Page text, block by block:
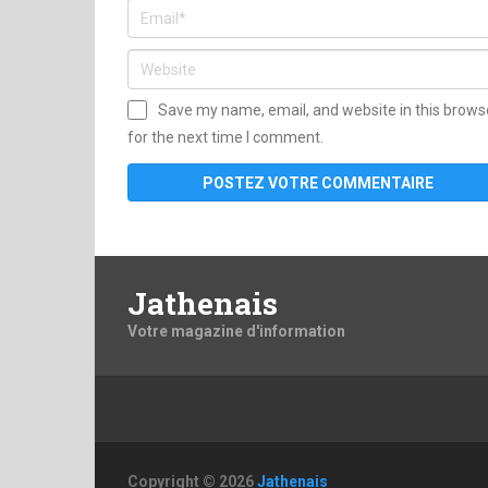
Save my name, email, and website in this
for the next time I comment.
Jathenais
Votre magazine d'information
Copyright © 2026Jathenais